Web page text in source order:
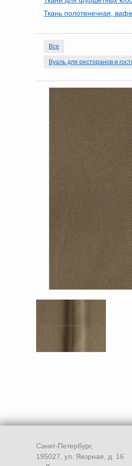
Ткань полотенечная,
Все
Вуаль для ресторанов и
Санкт-Петербург,
195027, ул. Якорная, д. 16